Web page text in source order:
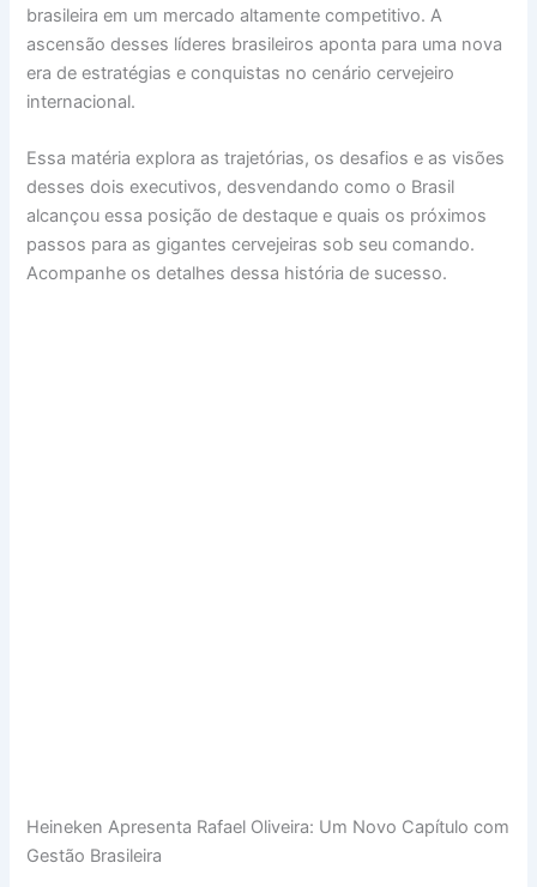
brasileira em um mercado altamente competitivo. A
ascensão desses líderes brasileiros aponta para uma nova
era de estratégias e conquistas no cenário cervejeiro
internacional.
Essa matéria explora as trajetórias, os desafios e as visões
desses dois executivos, desvendando como o Brasil
alcançou essa posição de destaque e quais os próximos
passos para as gigantes cervejeiras sob seu comando.
Acompanhe os detalhes dessa história de sucesso.
Heineken Apresenta Rafael Oliveira: Um Novo Capítulo com
Gestão Brasileira